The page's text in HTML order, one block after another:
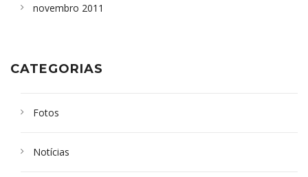
novembro 2011
CATEGORIAS
Fotos
Notícias